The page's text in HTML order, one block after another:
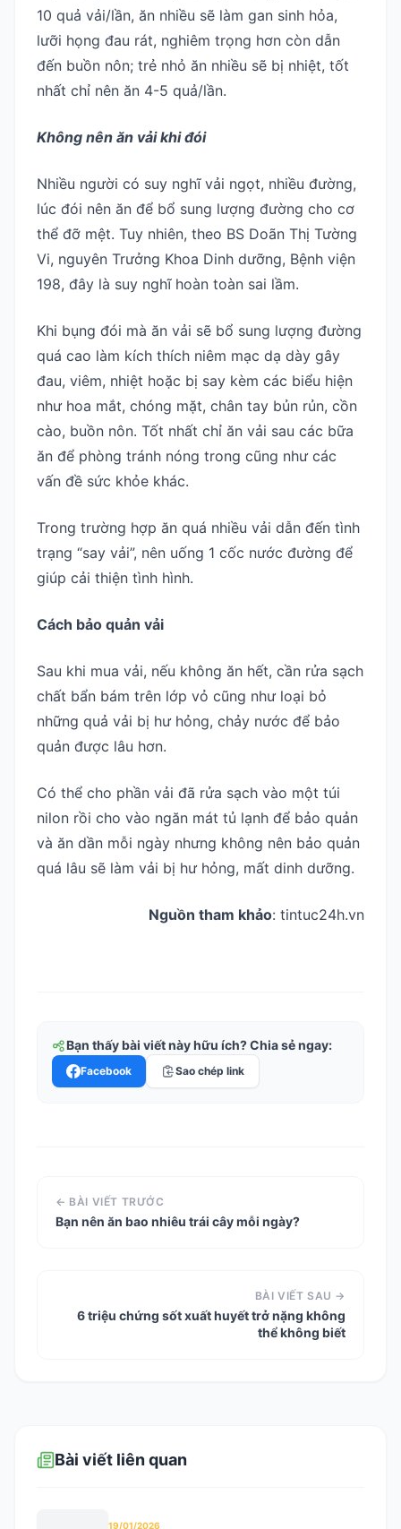
10 quả vải/lần, ăn nhiều sẽ làm gan sinh hỏa,
lưỡi họng đau rát, nghiêm trọng hơn còn dẫn
đến buồn nôn; trẻ nhỏ ăn nhiều sẽ bị nhiệt, tốt
nhất chỉ nên ăn 4-5 quả/lần.
Không nên ăn vải khi đói
Nhiều người có suy nghĩ vải ngọt, nhiều đường,
lúc đói nên ăn để bổ sung lượng đường cho cơ
thể đỡ mệt. Tuy nhiên, theo BS Doãn Thị Tường
Vi, nguyên Trưởng Khoa Dinh dưỡng, Bệnh viện
198, đây là suy nghĩ hoàn toàn sai lầm.
Khi bụng đói mà ăn vải sẽ bổ sung lượng đường
quá cao làm kích thích niêm mạc dạ dày gây
đau, viêm, nhiệt hoặc bị say kèm các biểu hiện
như hoa mắt, chóng mặt, chân tay bủn rủn, cồn
cào, buồn nôn. Tốt nhất chỉ ăn vải sau các bữa
ăn để phòng tránh nóng trong cũng như các
vấn đề sức khỏe khác.
Trong trường hợp ăn quá nhiều vải dẫn đến tình
trạng “say vải”, nên uống 1 cốc nước đường để
giúp cải thiện tình hình.
Cách bảo quản vải
Sau khi mua vải, nếu không ăn hết, cần rửa sạch
chất bẩn bám trên lớp vỏ cũng như loại bỏ
những quả vải bị hư hỏng, chảy nước để bảo
quản được lâu hơn.
Có thể cho phần vải đã rửa sạch vào một túi
nilon rồi cho vào ngăn mát tủ lạnh để bảo quản
và ăn dần mỗi ngày nhưng không nên bảo quản
quá lâu sẽ làm vải bị hư hỏng, mất dinh dưỡng.
Nguồn tham khảo: tintuc24h.vn
Bạn thấy bài viết này hữu ích? Chia sẻ ngay:
Facebook Sao chép link
← BÀI VIẾT TRƯỚC
Bạn nên ăn bao nhiêu trái cây mỗi ngày?
BÀI VIẾT SAU →
6 triệu chứng sốt xuất huyết trở nặng không
thể không biết
Bài viết liên quan
19/01/2026